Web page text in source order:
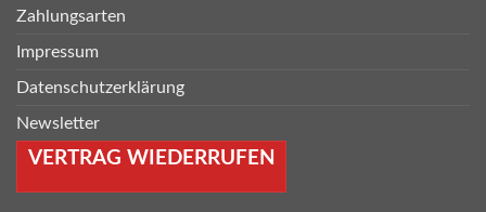
Zahlungsarten
Impressum
Datenschutzerklärung
Newsletter
VERTRAG WIEDERRUFEN